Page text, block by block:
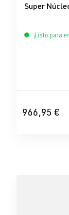
Super
¡Listo para
966,95 €